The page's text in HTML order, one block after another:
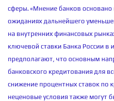
сферы. «Мнение банков
ожиданиях дальнейшего
на внутренних финансовых
ключевой ставки Банка России в
предполагают, что основным
банковского кредитования для
снижение процентных ставок по
неценовые условия также могут